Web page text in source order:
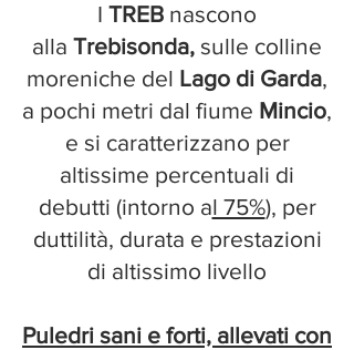
I TREB nascono
alla Trebisonda, sulle colline
moreniche del Lago di Garda,
a pochi metri dal fiume Mincio,
e si caratterizzano per
altissime percentuali di
debutti (intorno al 75%), per
duttilità, durata e prestazioni
di altissimo livello
Puledri sani e forti, allevati con